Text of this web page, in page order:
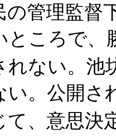
の管理監督
ところで、
れない。池
い。公開さ
て、意思決